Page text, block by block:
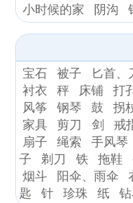
小时候的家
阴沟
宝石 被子 匕首、
衬衣
秤 床铺 打
风筝
钢琴 鼓 拐
家具
剪刀 剑 戒
扇子
绳索 手风琴
子
剃刀 铁 拖鞋
烟斗
阳伞、雨伞
匙
针 珍珠 纸